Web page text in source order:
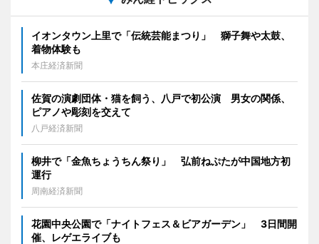
イオンタウン上里で「伝統芸能まつり」 獅子舞や太鼓、
着物体験も
本庄経済新聞
佐賀の演劇団体・猫を飼う、八戸で初公演 男女の関係、
ピアノや彫刻を交えて
八戸経済新聞
柳井で「金魚ちょうちん祭り」 弘前ねぷたが中国地方初
運行
周南経済新聞
花園中央公園で「ナイトフェス＆ビアガーデン」 3日間開
催、レゲエライブも